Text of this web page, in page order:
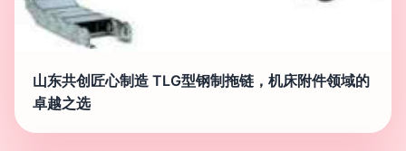
山东共创匠心制造 TLG型钢制拖链，机床附件领域的
卓越之选